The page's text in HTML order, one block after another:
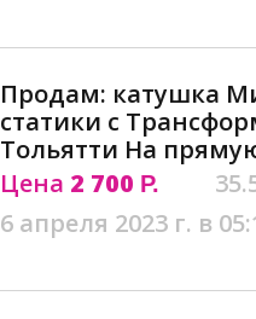
Продам: катушка
статики c
Тольятти На
Цена 2 700 Р.
6 апреля 2023 г. в